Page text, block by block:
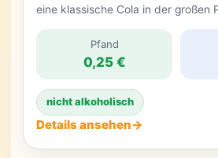
eine klassische Cola in der großen
Zuckerkulör E150d fährt sie klar
Cola-Kurs: dunkel, süß, spritzig
Party, Grillabend, Gaming-Runde
Pfand
0,25 €
nicht alkoholisch
Details ansehen→